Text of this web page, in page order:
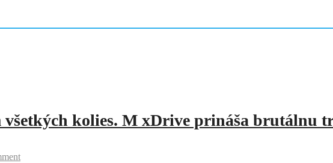
kolies. M xDrive prináša brutálnu